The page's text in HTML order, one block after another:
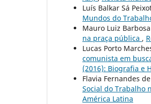
Luís Balkar Sá
Mundos do
Mauro Luiz
na praça pública ,
Lucas Porto
comunista em
(2016): Biografia e
Flavia Fernandes
Social do Trabalho
América Latina